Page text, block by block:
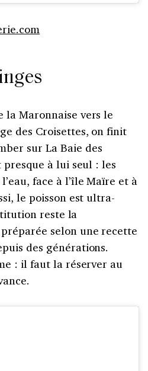
la Maronnaise vers le
des Croisettes, on finit
sur La Baie des
presque à lui seul : les
face à l’île Maïre et à
le poisson est ultra-
reste la
selon une recette
des générations.
: il faut la réserver au